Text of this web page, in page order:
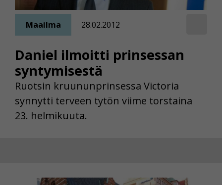
Daniel ilmoitti prinsessan
syntymisestä
Maailma 28.02.2012
Ruotsin kruununprinsessa Victoria
synnytti terveen tytön viime torstaina
23. helmikuuta.